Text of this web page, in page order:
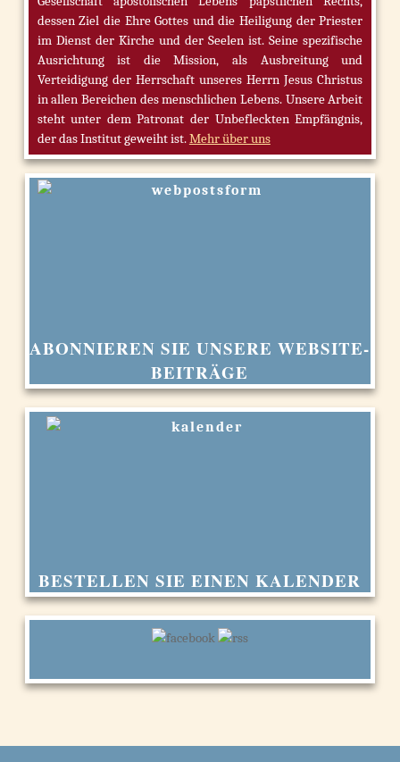
dessen Ziel die Ehre Gottes und die Heiligung der Priester
im Dienst der Kirche und der Seelen ist. Seine spezifische
Ausrichtung ist die Mission, als Ausbreitung und
Verteidigung der Herrschaft unseres Herrn Jesus Christus
in allen Bereichen des menschlichen Lebens. Unsere Arbeit
steht unter dem Patronat der Unbefleckten Empfängnis,
der das Institut geweiht ist.Mehr über uns
ABONNIEREN SIE UNSERE WEBSITE-
BEITRÄGE
BESTELLEN SIE EINEN KALENDER